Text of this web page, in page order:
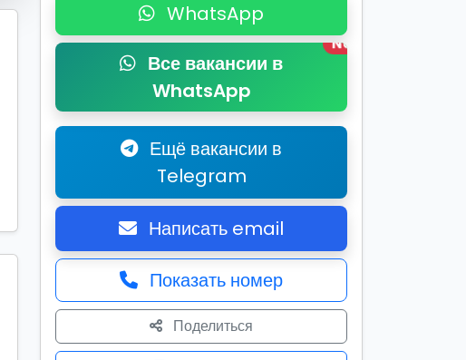
WhatsApp
Все вакансии в
WhatsApp
New
Ещё вакансии в
Telegram
Написать email
Показать номер
Поделиться